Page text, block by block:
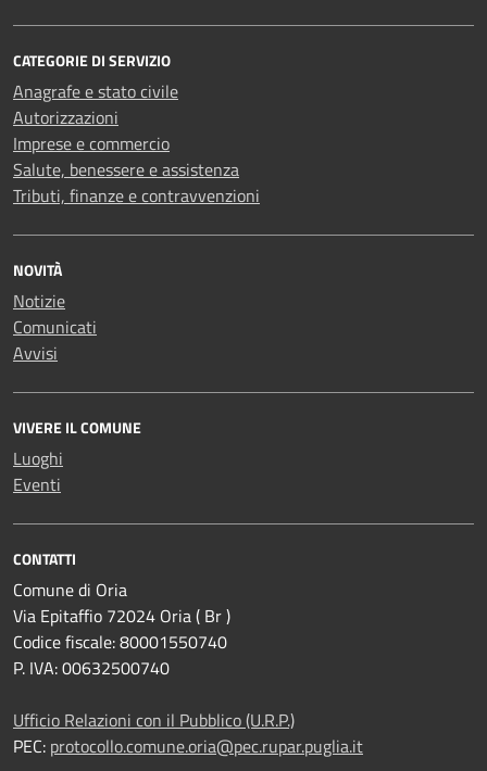
CATEGORIE DI SERVIZIO
Anagrafe e stato civile
Autorizzazioni
Imprese e commercio
Salute, benessere e assistenza
Tributi, finanze e contravvenzioni
NOVITÀ
Notizie
Comunicati
Avvisi
VIVERE IL COMUNE
Luoghi
Eventi
CONTATTI
Comune di Oria
Via Epitaffio 72024 Oria ( Br )
Codice fiscale: 80001550740
P. IVA: 00632500740
Ufficio Relazioni con il Pubblico (U.R.P.)
PEC: protocollo.comune.oria@pec.rupar.puglia.it